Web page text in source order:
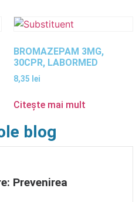
BROMAZEPAM 3MG,
30CPR, LABORMED
8,35 lei
Citește mai mult
blog
Prevenirea